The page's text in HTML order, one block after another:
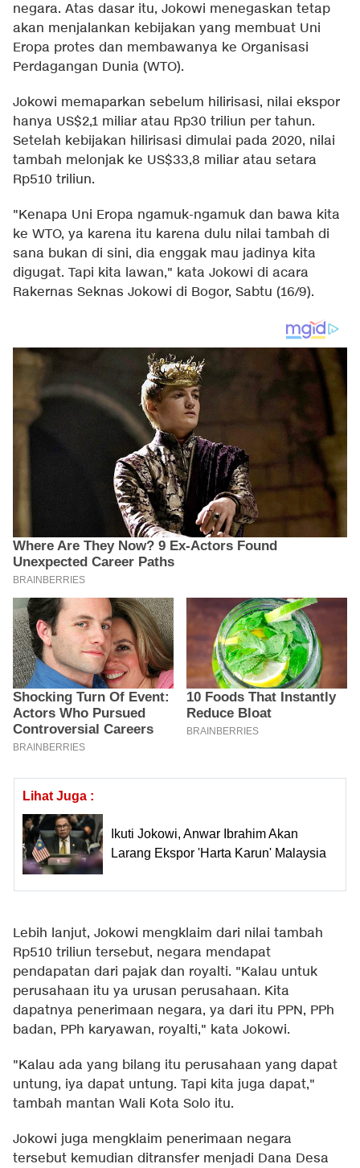
negara. Atas dasar itu, Jokowi menegaskan tetap
akan menjalankan kebijakan yang membuat Uni
Eropa protes dan membawanya ke Organisasi
Perdagangan Dunia (WTO).
Jokowi memaparkan sebelum hilirisasi, nilai ekspor
hanya US$2,1 miliar atau Rp30 triliun per tahun.
Setelah kebijakan hilirisasi dimulai pada 2020, nilai
tambah melonjak ke US$33,8 miliar atau setara
Rp510 triliun.
"Kenapa Uni Eropa ngamuk-ngamuk dan bawa kita
ke WTO, ya karena itu karena dulu nilai tambah di
sana bukan di sini, dia enggak mau jadinya kita
digugat. Tapi kita lawan," kata Jokowi di acara
Rakernas Seknas Jokowi di Bogor, Sabtu (16/9).
Lihat Juga :
Ikuti Jokowi, Anwar Ibrahim Akan
Larang Ekspor 'Harta Karun' Malaysia
Lebih lanjut, Jokowi mengklaim dari nilai tambah
Rp510 triliun tersebut, negara mendapat
pendapatan dari pajak dan royalti. "Kalau untuk
perusahaan itu ya urusan perusahaan. Kita
dapatnya penerimaan negara, ya dari itu PPN, PPh
badan, PPh karyawan, royalti," kata Jokowi.
"Kalau ada yang bilang itu perusahaan yang dapat
untung, iya dapat untung. Tapi kita juga dapat,"
tambah mantan Wali Kota Solo itu.
Jokowi juga mengklaim penerimaan negara
tersebut kemudian ditransfer menjadi Dana Desa